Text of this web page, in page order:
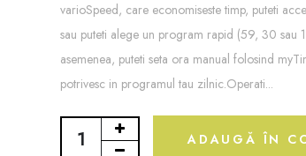
varioSpeed, care economiseste timp, puteti
sau puteti alege un program rapid (59, 30 sau
asemenea, puteti seta ora manual folosind
potrivesc in programul tau zilnic.Operati...
ADAUGĂ ÎN